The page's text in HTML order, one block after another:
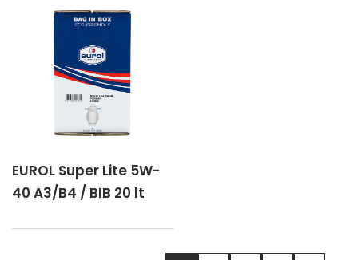
EUROL Super Lite 5W-
40 A3/B4 / BIB 20 lt